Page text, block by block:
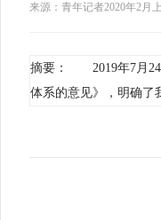
来源：青年记者2020年2月上
摘要： 2019年7月24
体系的意见》，明确了